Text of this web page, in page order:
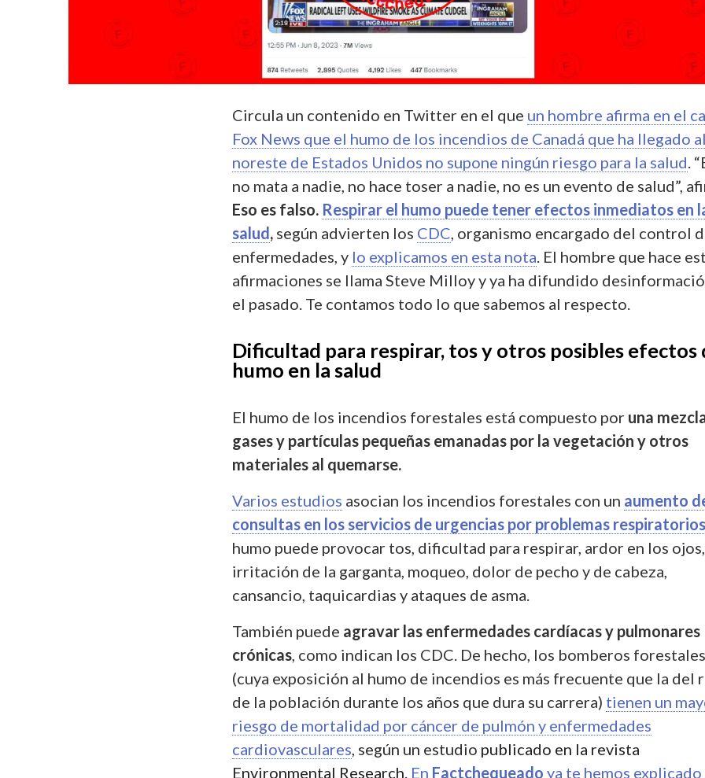
Circula un contenido en Twitter en el que un hombre afirma en el
Fox News que el humo de los incendios de Canadá que ha llegado al
noreste de Estados Unidos no supone ningún riesgo para la salud .
no mata a nadie, no hace toser a nadie, no es un evento de salud”,
Eso es falso. Respirar el humo puede tener efectos inmediatos en
salud, según advierten los CDC , organismo encargado del control
enfermedades, y lo explicamos en esta nota . El hombre que hace
afirmaciones se llama Steve Milloyy ya ha difundido
el pasado. Te contamos todo lo que sabemos al respecto.
Dificultad para respirar, tos y otros posibles efectos
humo en la salud
El humo de los incendios forestales está compuesto por una
gases y partículas pequeñas emanadas por la vegetación y otros
materiales al quemarse.
Varios estudios asocian los incendios forestales con un aumento
consultas en los servicios de urgencias por problemas respiratorios
humo puede provocar tos, dificultad para respirar, ardor en los ojos,
irritación de la garganta, moqueo, dolor de pecho y de cabeza,
cansancio, taquicardias y ataques de asma.
También puede agravar las enfermedades cardíacas y pulmonares
crónicas , como indican los CDC. De hecho, los bomberos forestales
(cuya exposición al humo de incendios es más frecuente que la del
de la población durante los años que dura su carrera) tienen un
riesgo de mortalidad por cáncer de pulmón y enfermedades
cardiovasculares , según un estudio publicado en la revista
Environmental Research. En Factchequeado ya te hemos explicado